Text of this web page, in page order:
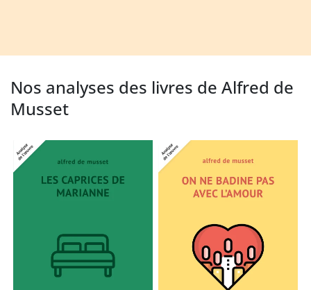
Nos analyses des livres de Alfred de
Musset